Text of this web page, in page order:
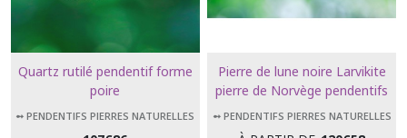
Quartz rutilé pendentif forme
poire
➻ PENDENTIFS PIERRES NATURELLES
Pierre de lune noire Larvikite
pierre de Norvège pendentifs
deux modèles
➻ PENDENTIFS PIERRES NATURELLES